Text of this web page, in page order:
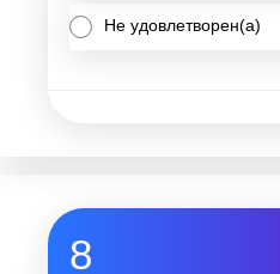
Не удовлетворен(а)
8